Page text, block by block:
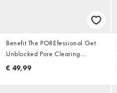
Benefit The POREfessional Get
Unblocked Pore Clearing
reinigingsolie, 147ml
€ 49,99